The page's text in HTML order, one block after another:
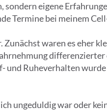
eigene
Termine bei meinem
waren es eher
differenzierter
und Ruheverhalten
ungeduldig war oder